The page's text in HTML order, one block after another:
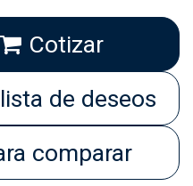
Cotizar
comparar
de deseos